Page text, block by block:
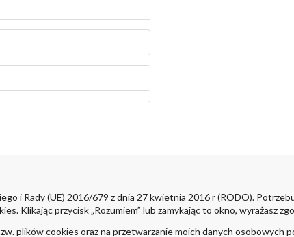
i Rady (UE) 2016/679 z dnia 27 kwietnia 2016 r (RODO).
Klikając przycisk „Rozumiem” lub zamykając to okno, wyrażasz
plików cookies oraz na przetwarzanie moich danych osobowych